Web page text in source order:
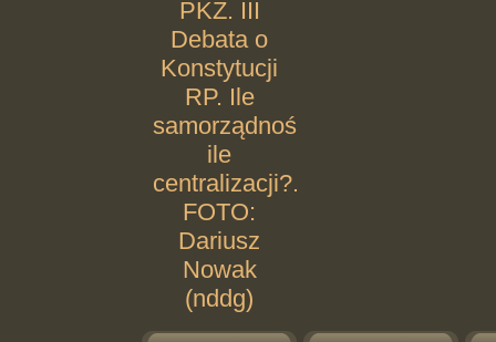
PKZ. III
Debata o
Konstytucji
RP. Ile
samorządności,
ile
centralizacji?.
FOTO:
Dariusz
Nowak
(nddg)